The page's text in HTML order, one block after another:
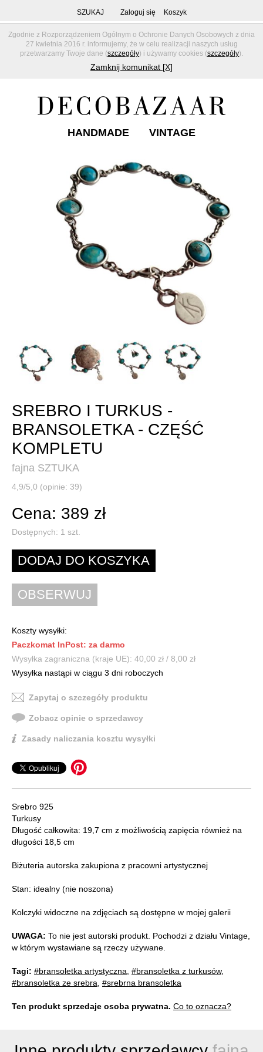
Zgodnie z Rozporządzeniem Ogólnym o Ochronie Danych Osobowych z dnia
27 kwietnia 2016 r. informujemy, że w celu realizacji naszych usług
przetwarzamy Twoje dane (szczegóły) i używamy cookies (szczegóły).
Zamknij komunikat [X]
SZUKAJ Zaloguj się Koszyk
HANDMADE VINTAGE
SREBRO I TURKUS -
BRANSOLETKA - CZĘŚĆ
KOMPLETU
fajna SZTUKA
4,9/5,0 (opinie: 39)
Cena: 389 zł
Dostępnych: 1 szt.
Koszty wysyłki:
Paczkomat InPost: za darmo
Wysyłka zagraniczna (kraje UE): 40,00 zł / 8,00 zł
Wysyłka nastąpi w ciągu 3 dni roboczych
Zapytaj o szczegóły produktu
Zobacz opinie o sprzedawcy
Zasady naliczania kosztu wysyłki
Srebro 925
Turkusy
Długość całkowita: 19,7 cm z możliwością zapięcia również na
długości 18,5 cm
Biżuteria autorska zakupiona z pracowni artystycznej
Stan: idealny (nie noszona)
Kolczyki widoczne na zdjęciach są dostępne w mojej galerii
UWAGA: To nie jest autorski produkt. Pochodzi z działu Vintage,
w którym wystawiane są rzeczy używane.
Tagi: #bransoletka artystyczna #bransoletka z turkusów,
#bransoletka ze srebra #srebrna bransoletka
Ten produkt sprzedaje osoba prywatna. Co to oznacza?